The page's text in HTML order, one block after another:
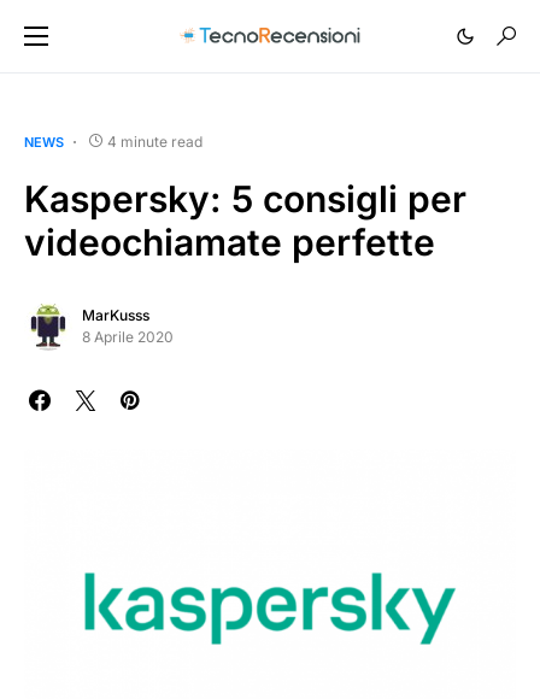
NEWS 4 minute read
Kaspersky: 5 consigli per
videochiamate perfette
MarKusss
8 Aprile 2020